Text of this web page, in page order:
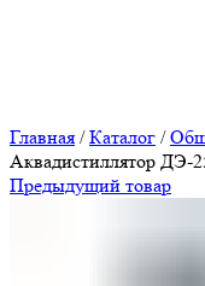
Главная /Каталог /
Аквадистиллятор ДЭ-
Предыдущий товар